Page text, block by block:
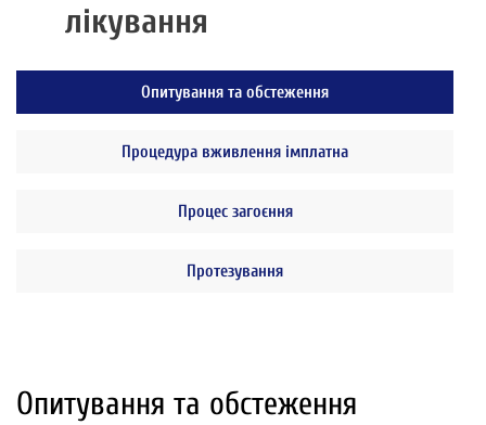
лікування
Опитування та обстеження
Процедура вживлення імплатна
Процес загоєння
Протезування
Опитування та обстеження